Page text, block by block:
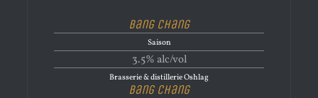
Bang Chang
Saison
3.5% alc/vol
Brasserie & distillerie Oshlag
Bang Chang